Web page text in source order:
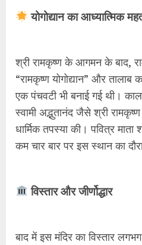
योगोद्यान का आध्यात्मिक
श्री रामकृष्ण के आगमन के बाद,
“रामकृष्ण योगोद्यान” और
एक पंचवटी भी बनाई गई थी।
स्वामी अद्भुतानंद जैसे श्री
धार्मिक तपस्या की। पवित्र
कम चार बार पर इस स्थान का
विस्तार और जीर्णोद्धार
बाद में इस मंदिर का विस्तार